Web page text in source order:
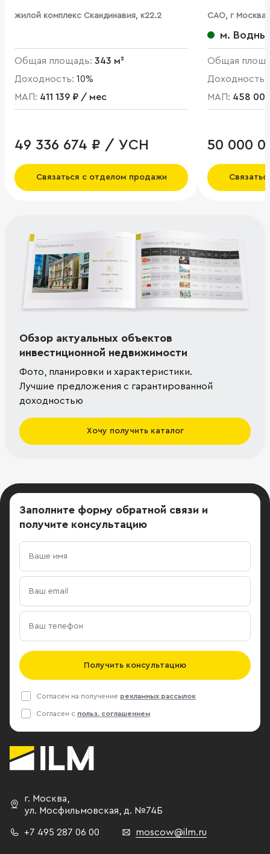
жилой комплекс Скандинавия, к22.2
Общая площадь: 343 м²
Доходность: 10%
МАП: 411 139 ₽ / мес
49 336 674 ₽ / УСН
Связаться с отделом продажи
CАО, г
м.
Общая
Доходность:
МАП: 458
50 000
Обзор актуальных объектов
инвестиционной недвижимости
Фото, планировки и характеристики.
Лучшие предложения с гарантированной
доходностью
Хочу получить каталог
Заполните форму обратной связи и
получите консультацию
Получить консультацию
Согласен на получение рекламных рассылок
Согласен с польз. соглашением
г. Москва,
ул. Мосфильмовская, д. №74Б
+7 495 287 06 00 moscow@ilm.ru